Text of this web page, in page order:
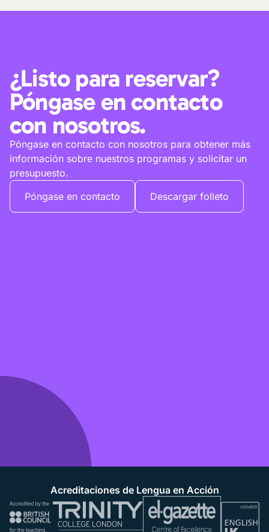
¿Listo para reservar?
Póngase en contacto
con nosotros.
Póngase en contacto con nosotros para obtener más
información sobre nuestros programas y solicitar un
presupuesto.
Póngase en contacto
Descargar folleto
Acreditaciones de Lengua en Acción